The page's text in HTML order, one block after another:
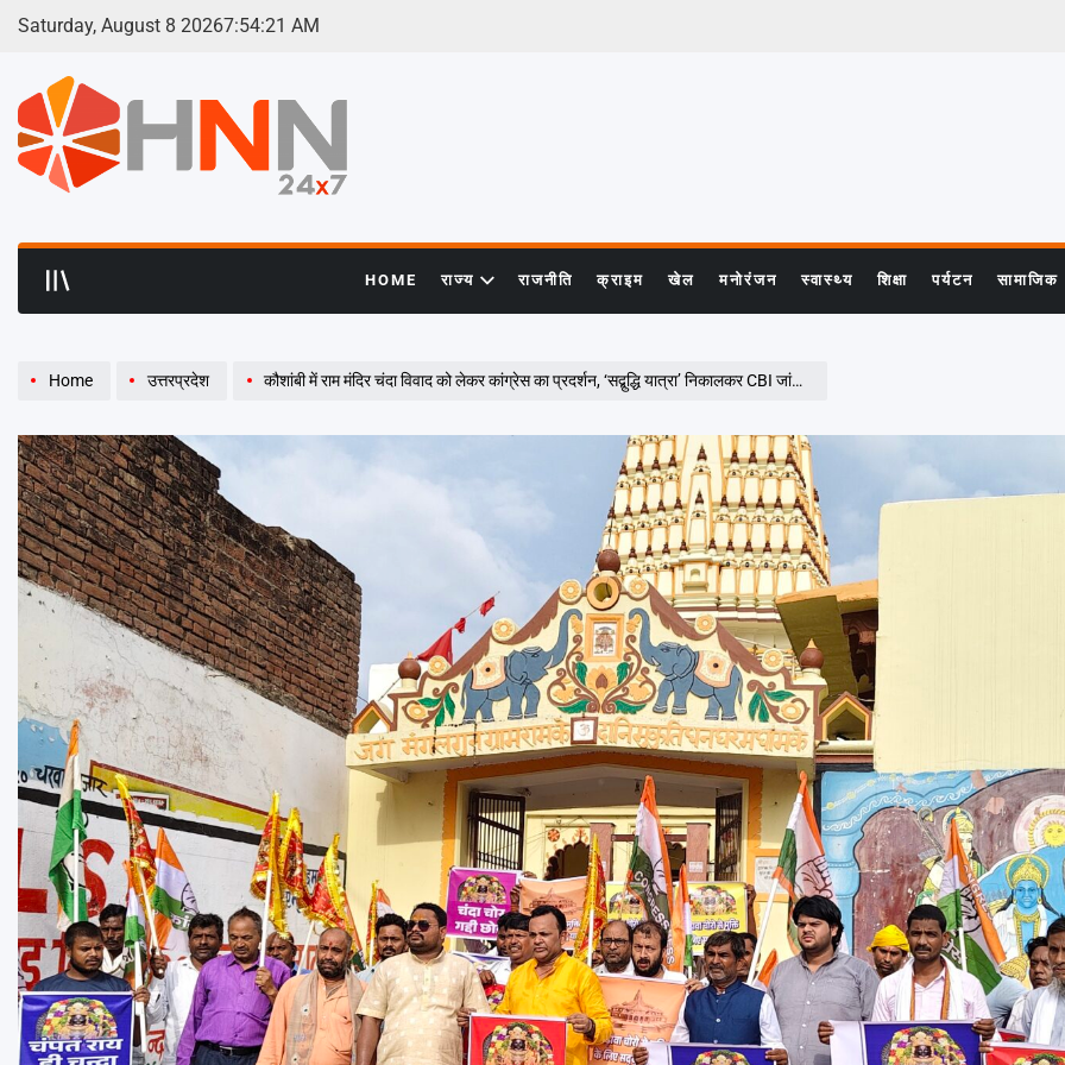
Skip
Saturday, August 8 20267:54:22 AM
HOME राज्य राजनीति क्राइम खेल मनोरंजन स्वास्थ्य शिक्षा पर्यटन सामाजिक
Home उत्तरप्रदेश कौशांबी में राम मंदिर चंदा विवाद को लेकर कांग्रेस का प्रदर्शन, ‘सद्बुद्धि यात्रा’ निकालकर CBI जांच की मांग